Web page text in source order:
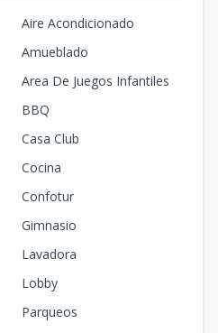
Aire Acondicionado
Amueblado
Area De Juegos Infantiles
BBQ
Casa Club
Cocina
Confotur
Gimnasio
Lavadora
Lobby
Parqueos